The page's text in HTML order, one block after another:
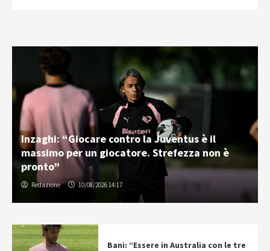
Inzaghi: “Giocare contro la Juventus è il
massimo per un giocatore. Strefezza non è
pronto”
Redazione 10/08/2026 14:17
Bani: “Essere in Australia con le tre